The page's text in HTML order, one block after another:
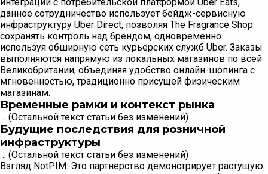
данное сотрудничество использует бейдж-сервисную
инфраструктуру Uber Direct, позволяя The Fragrance Shop
сохранять контроль над брендом, одновременно
используя обширную сеть курьерских служб Uber. Заказы
выполняются напрямую из локальных магазинов по всей
Великобритании, объединяя удобство онлайн-шопинга с
мгновенностью, традиционно присущей физическим
магазинам.
Временные рамки и контекст рынка
… (Остальной текст статьи без изменений)
Будущие последствия для розничной
инфраструктуры
… (Остальной текст статьи без изменений)
Взгляд NotPIM: Это партнерство демонстрирует растущую